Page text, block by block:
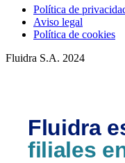
Política de
Aviso legal
Política de cookies
Fluidra S.A. 2024
Fluidra
filiales